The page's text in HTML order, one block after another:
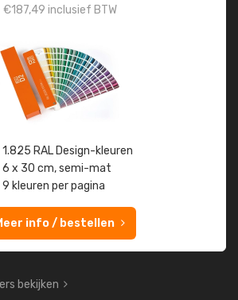
€187,49 inclusief BTW
1.825 RAL Design-kleuren
6 x 30 cm, semi-mat
9 kleuren per pagina
info / bestellen
bekijken